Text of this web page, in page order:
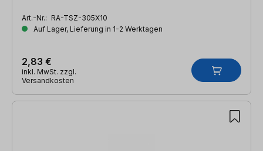
Art.-Nr.: RA-TSZ-305X10
Auf Lager, Lieferung in 1-2 Werktagen
2,83 €
inkl. MwSt. zzgl.
Versandkosten